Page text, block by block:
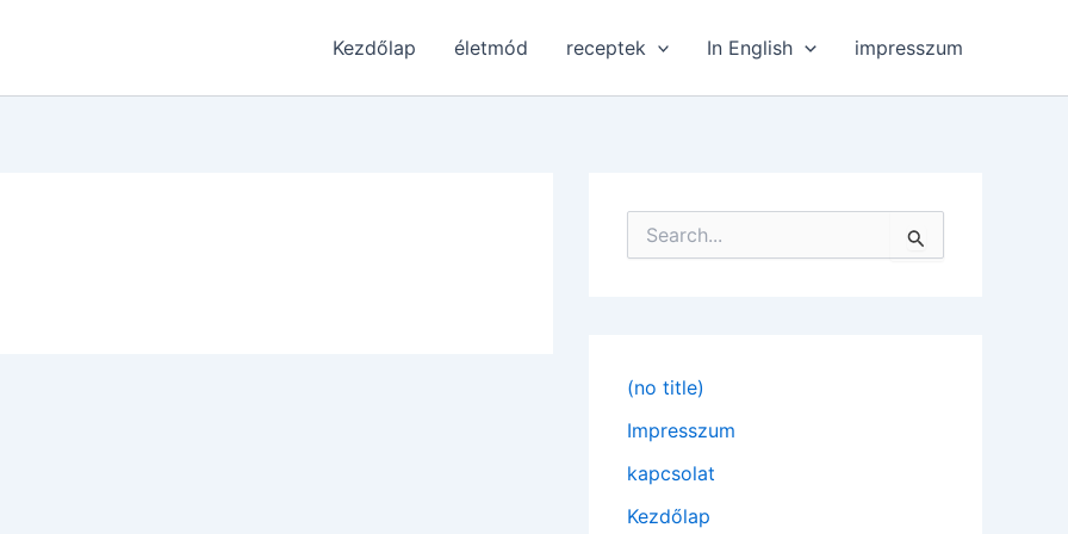
Kezdőlap életmód receptek In English impresszum
o
:
(no title)
Impresszum
kapcsolat
Kezdőlap